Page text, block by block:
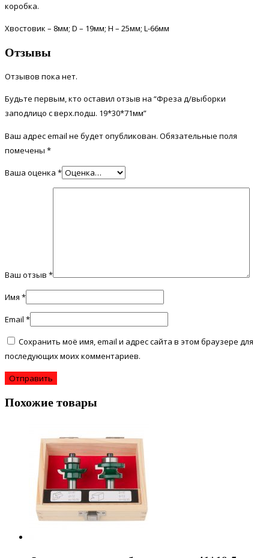
коробка.
Хвостовик – 8мм; D – 19мм; H – 25мм; L-66мм
Отзывы
Отзывов пока нет.
Будьте первым, кто оставил отзыв на “Фреза д/выборки
заподлицо с верх.подш. 19*30*71мм”
Ваш адрес email не будет опубликован. Обязательные поля
помечены *
Ваша оценка *
Ваш отзыв *
Имя *
Email *
Сохранить моё имя, email и адрес сайта в этом браузере для
последующих моих комментариев.
Похожие товары